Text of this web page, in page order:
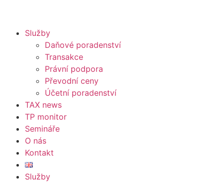
Služby
Daňové poradenství
Transakce
Právní podpora
Převodní ceny
Účetní poradenství
TAX news
TP monitor
Semináře
O nás
Kontakt
Služby